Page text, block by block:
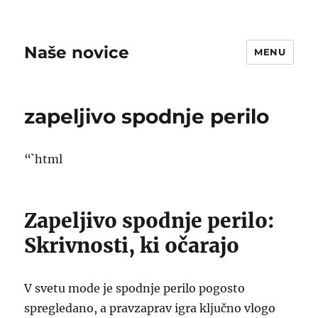
Naše novice MENU
zapeljivo spodnje perilo
“`html
Zapeljivo spodnje perilo:
Skrivnosti, ki očarajo
V svetu mode je spodnje perilo pogosto
spregledano, a pravzaprav igra ključno vlogo